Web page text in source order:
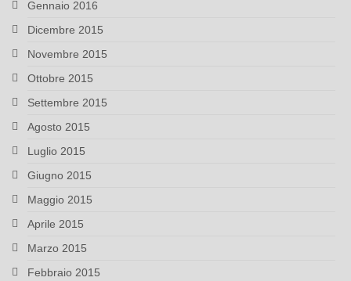
Gennaio 2016
Dicembre 2015
Novembre 2015
Ottobre 2015
Settembre 2015
Agosto 2015
Luglio 2015
Giugno 2015
Maggio 2015
Aprile 2015
Marzo 2015
Febbraio 2015